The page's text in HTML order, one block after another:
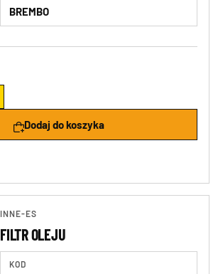
BREMBO
Dodaj do koszyka
INNE-ES
FILTR OLEJU
KOD